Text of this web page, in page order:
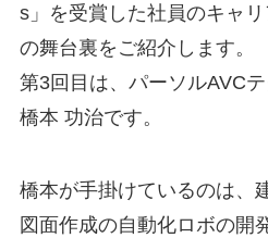
s」を受賞した社員のキャ
の舞台裏をご紹介します。
第3回目は、パーソルAVC
橋本 功治です。
橋本が手掛けているのは、
図面作成の自動化ロボの開